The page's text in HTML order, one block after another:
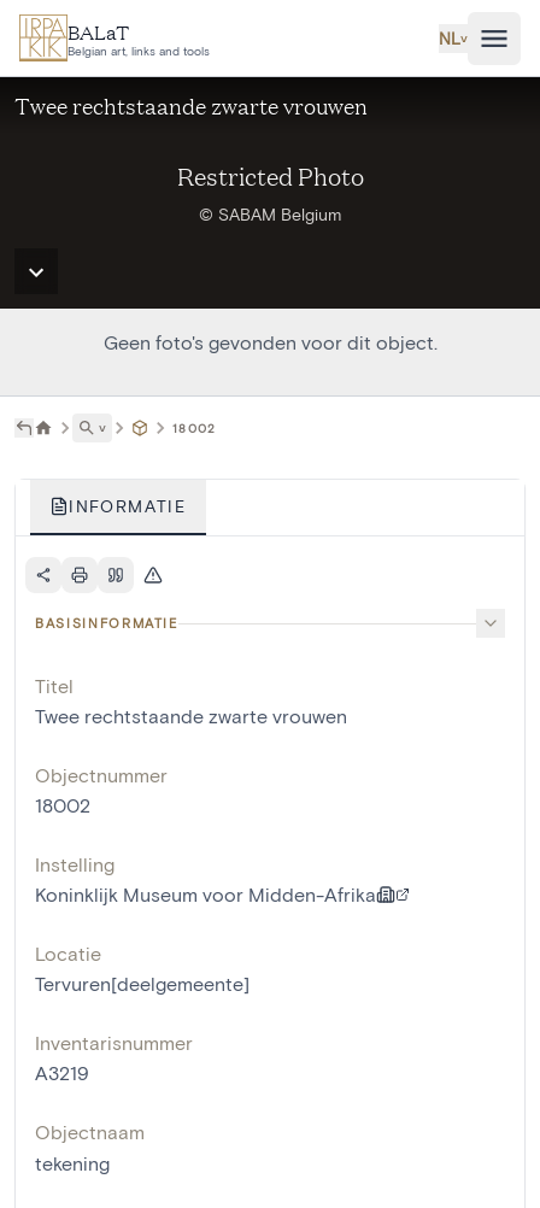
Ga naar hoofdinhoud
BALaT
Belgian art, links and tools
NL˅
Restricted Photo
© SABAM Belgium
Twee rechtstaande zwarte vrouwen
Geen foto's gevonden voor dit object.
˅ 18002
INFORMATIE
BASISINFORMATIE
Titel
Twee rechtstaande zwarte vrouwen
Objectnummer
18002
Instelling
Koninklijk Museum voor Midden-Afrika
Locatie
Tervuren[deelgemeente]
Inventarisnummer
A3219
Objectnaam
tekening